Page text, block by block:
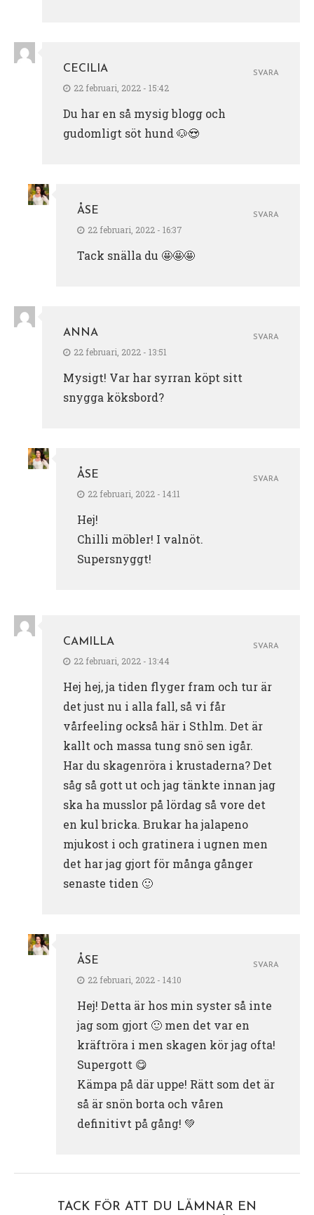
CECILIA
22 februari, 2022 - 15:42
Du har en så mysig blogg och
gudomligt söt hund 🐶😍
SVARA
ÅSE
22 februari, 2022 - 16:37
Tack snälla du 🤩🤩🤩
SVARA
ANNA
22 februari, 2022 - 13:51
Mysigt! Var har syrran köpt sitt
snygga köksbord?
SVARA
ÅSE
22 februari, 2022 - 14:11
Hej!
Chilli möbler! I valnöt.
Supersnyggt!
SVARA
CAMILLA
22 februari, 2022 - 13:44
Hej hej, ja tiden flyger fram och tur är
det just nu i alla fall, så vi får
vårfeeling också här i Sthlm. Det är
kallt och massa tung snö sen igår.
Har du skagenröra i krustaderna? Det
såg så gott ut och jag tänkte innan jag
ska ha musslor på lördag så vore det
en kul bricka. Brukar ha jalapeno
mjukost i och gratinera i ugnen men
det har jag gjort för många gånger
senaste tiden 🙂
SVARA
ÅSE
22 februari, 2022 - 14:10
Hej! Detta är hos min syster så inte
jag som gjort 🙂 men det var en
kräftröra i men skagen kör jag ofta!
Supergott 😋
Kämpa på där uppe! Rätt som det är
så är snön borta och våren
definitivt på gång! 💚
SVARA
TACK FÖR ATT DU LÄMNAR EN